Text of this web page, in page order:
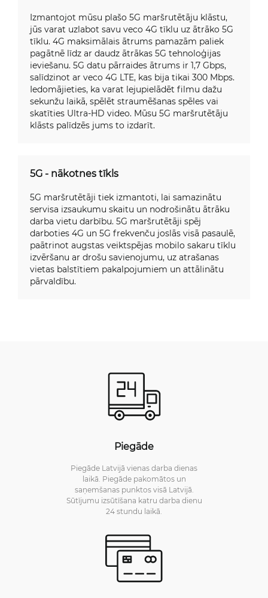
Izmantojot mūsu plašo 5G maršrutētāju klāstu,
jūs varat uzlabot savu veco 4G tīklu uz ātrāko 5G
tīklu. 4G maksimālais ātrums pamazām paliek
pagātnē līdz ar daudz ātrākas 5G tehnoloģijas
ieviešanu. 5G datu pārraides ātrums ir 1,7 Gbps,
salīdzinot ar veco 4G LTE, kas bija tikai 300 Mbps.
Iedomājieties, ka varat lejupielādēt filmu dažu
sekunžu laikā, spēlēt straumēšanas spēles vai
skatīties Ultra-HD video. Mūsu 5G maršrutētāju
klāsts palīdzēs jums to izdarīt.
5G - nākotnes tīkls
5G maršrutētāji tiek izmantoti, lai samazinātu
servisa izsaukumu skaitu un nodrošinātu ātrāku
darba vietu darbību. 5G maršrutētāji spēj
darboties 4G un 5G frekvenču joslās visā pasaulē,
paātrinot augstas veiktspējas mobilo sakaru tīklu
izvēršanu ar drošu savienojumu, uz atrašanas
vietas balstītiem pakalpojumiem un attālinātu
pārvaldību.
Piegāde
Piegāde Latvijā vienas darba dienas
laikā. Piegāde pakomātos un
saņemšanas punktos visā Latvijā.
Sūtījumu izsūtīšana katru darba dienu
24 stundu laikā.